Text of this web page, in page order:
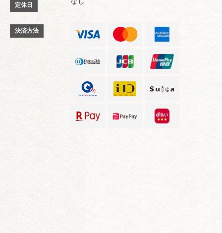
定休日
決済方法